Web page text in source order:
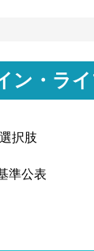
に
、
取価
年度
・ラ
択肢
準公表